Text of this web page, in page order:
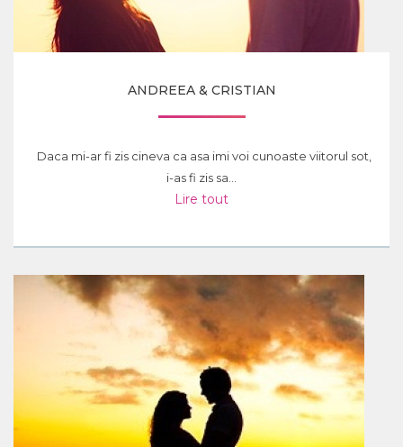
ANDREEA & CRISTIAN
Daca mi-ar fi zis cineva ca asa imi voi cunoaste viitorul sot,
i-as fi zis sa...
Lire tout